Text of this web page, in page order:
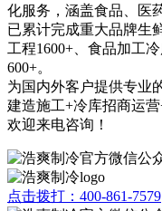
化服务，涵盖食品、医
已累计完成重大品牌生
工程1600+、食品加工
600+。
为国内外客户提供专业
建造施工+冷库招商运
欢迎来电咨询！
点击拨打：400-861-7579